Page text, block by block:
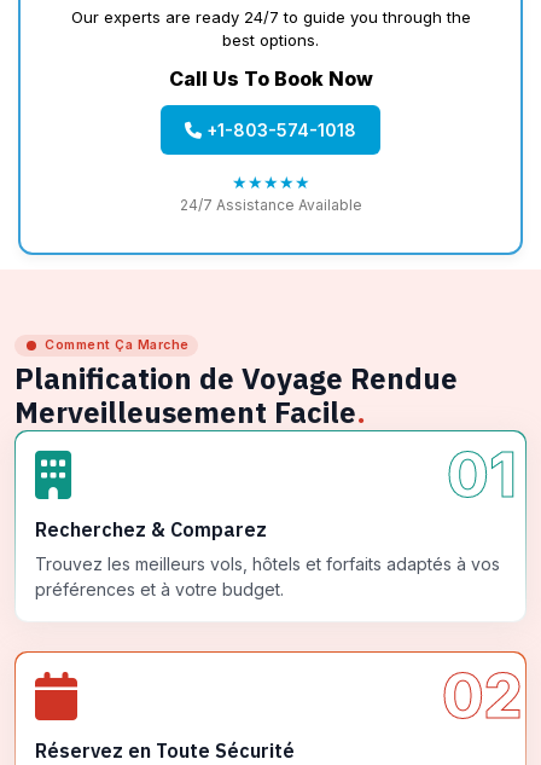
Our experts are ready 24/7 to guide you through the
best options.
Call Us To Book Now
+1-803-574-1018
★★★★★
24/7 Assistance Available
Comment Ça Marche
Planification de Voyage Rendue
Merveilleusement Facile.
01
Recherchez & Comparez
Trouvez les meilleurs vols, hôtels et forfaits adaptés à vos
préférences et à votre budget.
02
Réservez en Toute Sécurité